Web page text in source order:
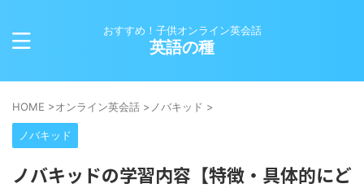
おすすめ！子供オンライン英会話
英語の種
HOME >オンライン英会話 > ノバキッド >
ノバキッド
ノバキッドの学習内容【特徴・具体的にど